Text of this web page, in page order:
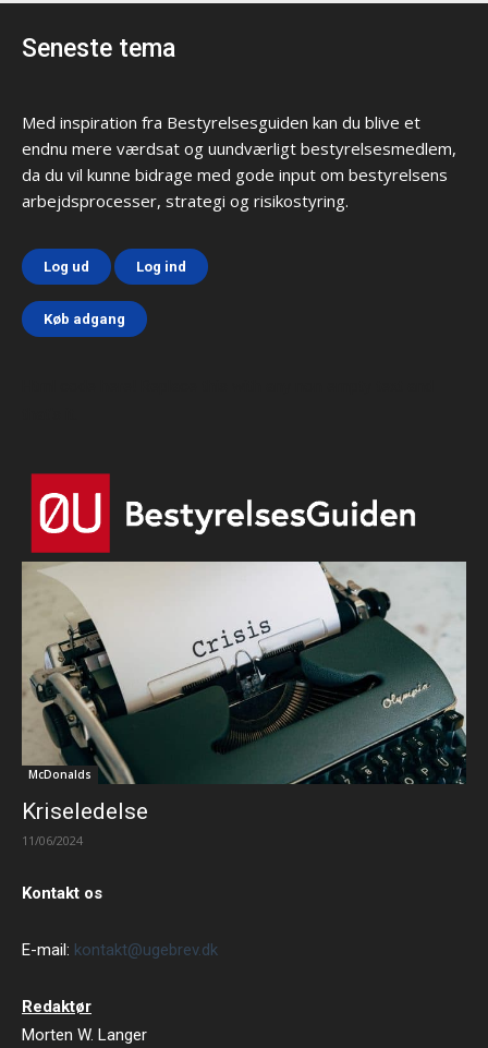
Seneste tema
Med inspiration fra Bestyrelsesguiden kan du blive et
endnu mere værdsat og uundværligt bestyrelsesmedlem,
da du vil kunne bidrage med gode input om bestyrelsens
arbejdsprocesser, strategi og risikostyring.
Log ud Log ind
Køb adgang
McDonalds
Kriseledelse
11/06/2024
Kontakt os
E-mail: kontakt@ugebrev.dk
Redaktør
Morten W. Langer